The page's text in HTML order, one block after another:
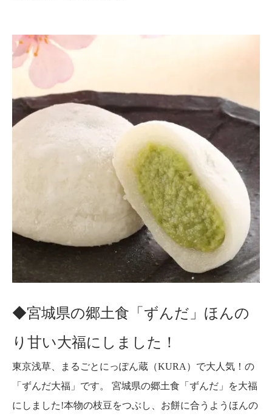
◆宮城県の郷土食「ずんだ」ほんの
り甘い大福にしました！
東京浅草、まるごとにっぽん蔵（KURA）で大人気！の
「ずんだ大福」です。 宮城県の郷土食「ずんだ」を大福
にしました!本物の枝豆をつぶし、お餅に合うようほんの